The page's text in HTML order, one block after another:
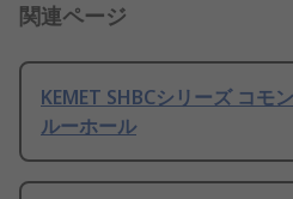
関連ページ
KEMET SHBCシリーズ コモ
ルーホール